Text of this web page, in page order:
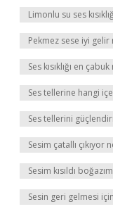
Limonlu su ses
Pekmez sese iyi gelir
Ses kısıklığı en
Ses tellerine hangi
Ses tellerini
Sesim çatallı çıkıyor
Sesim kısıldı
Sesin geri gelmesi